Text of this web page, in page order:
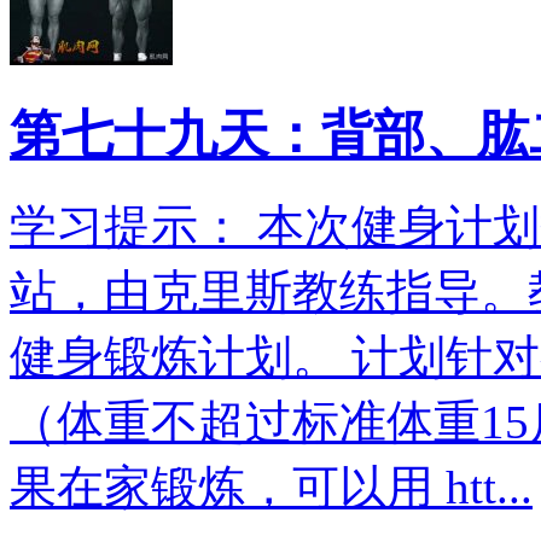
第七十九天：背部、
学习提示： 本次健身计
站，由克里斯教练指导
健身锻炼计划。 计划针
（体重不超过标准体重
果在家锻炼，可以用 htt...